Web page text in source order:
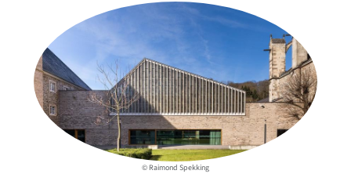
© Raimond Spekking